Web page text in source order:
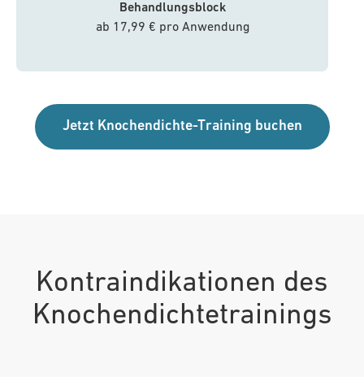
Behandlungsblock
ab 17,99 € pro Anwendung
Jetzt Knochendichte-Training buchen
Kontraindikationen des
Knochendichtetrainings